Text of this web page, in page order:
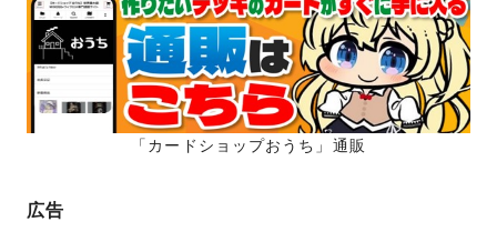
「カードショップおうち」通販
広告